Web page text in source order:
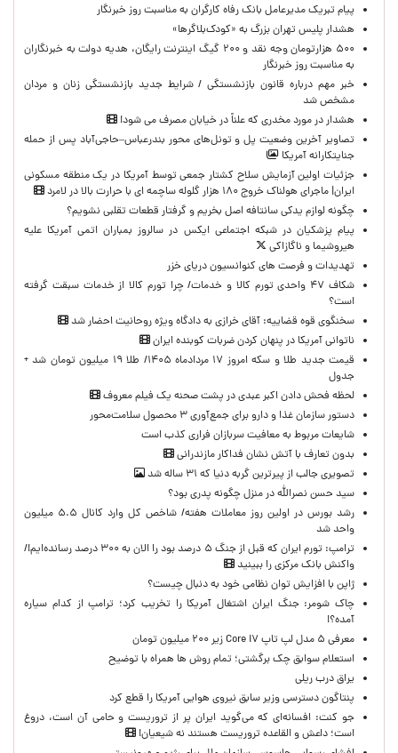
پیام تبریک مدیرعامل بانک رفاه کارگران به مناسبت روز خبرنگار
هشدار پلیس تهران بزرگ به «کودک‌بلاگرها»
۵۰۰ هزارتومان وجه نقد و ۲۰۰ گیگ اینترنت رایگان، هدیه دولت به خبرنگاران
به مناسبت روز خبرنگار
خبر مهم درباره قانون بازنشستگی / شرایط جدید بازنشستگی زنان و مردان
مشخص شد
هشدار در مورد مخدری که علناً در خیابان مصرف می شود!
تصاویر آخرین وضعیت پل و تونل‌های محور بندرعباس–حاجی‌آباد پس از حمله
جنایتکارانه آمریکا
جزئیات اولین آزمایش سلاح کشتار جمعی توسط آمریکا در یک منطقه مسکونی
ایران| ماجرای هولناک خروج ۱۸۰ هزار گلوله ساچمه ای با حرارت بالا در لامرد
چگونه لوازم یدکی سانتافه اصل بخریم و گرفتار قطعات تقلبی نشویم؟
پیام پزشکیان در شبکه اجتماعی ایکس در سالروز بمباران اتمی آمریکا علیه
هیروشیما و ناگازاکی
تهدیدات و فرصت های کنوانسیون دریای خزر
شکاف ۴۷ واحدی تورم کالا و خدمات/ چرا تورم کالا از خدمات سبقت گرفته
است؟
سخنگوی قوه قضاییه: آقای خرازی به دادگاه ویژه روحانیت احضار شد
ناتوانی آمریکا در پنهان کردن ضربات کوبنده ایران
قیمت جدید طلا و سکه امروز ۱۷ مردادماه ۱۴۰۵/ طلا ۱۹ میلیون تومان شد +
جدول
لحظه‌ فحش دادن اکبر عبدی در پشت صحنه یک فیلم معروف
دستور سازمان غذا و دارو برای جمع‌آوری ۳ محصول سلامت‌محور
شایعات مربوط به معافیت سربازان فراری کذب است
بدون تعارف با آتش نشان فداکار مازندرانی
تصویری جالب از پیرترین گربه دنیا که ۳۱ ساله شد
سید حسن نصرالله در منزل چگونه پدری بود؟
رشد بورس در اولین روز معاملات هفته/ شاخص کل وارد کانال ۵.۵ میلیون
واحد شد
ترامپ: تورم ایران که قبل از جنگ ۵ درصد بود را الان به ۳۰۰ درصد رسانده‌ایم!/
واکنش بانک مرکزی را ببینید
ژاپن با افزایش توان نظامی خود به دنبال چیست؟
چاک شومر: جنگ ایران اشتغال آمریکا را تخریب کرد؛ ترامپ از کدام سیاره
آمده؟!
معرفی ۵ مدل لپ تاپ Core i۷ زیر ۲۰۰ میلیون تومان
استعلام سوابق چک برگشتی؛ تمام روش ها همراه با توضیح
یراق درب ریلی
پنتاگون دسترسی وزیر سابق نیروی هوایی آمریکا را قطع کرد
جو کنت: افسانه‌ای که می‌گوید ایران پر از تروریست و حامی آن است، دروغ
است؛ داعش و القاعده تروریست هستند نه شیعیان!